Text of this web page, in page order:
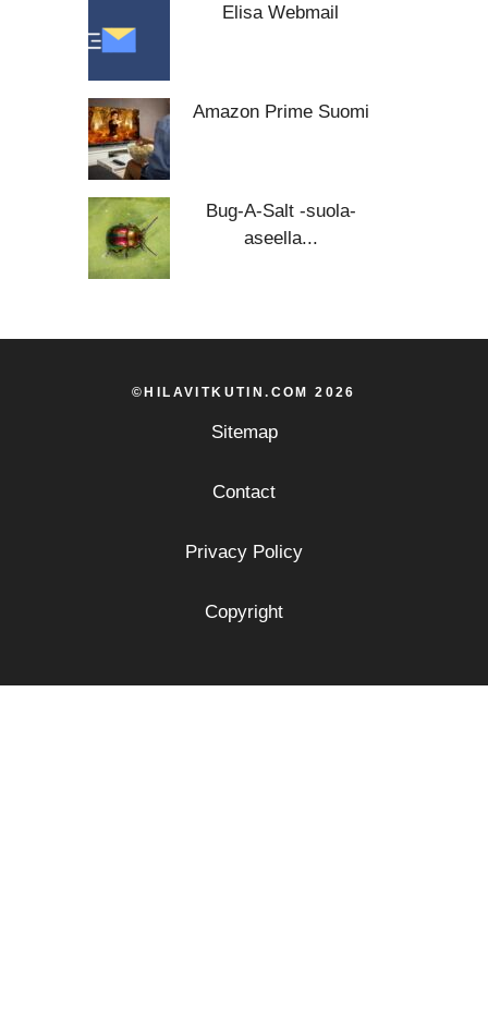
Elisa Webmail
Amazon Prime Suomi
Bug-A-Salt -suola-
aseella...
©HILAVITKUTIN.COM 2026
Sitemap
Contact
Privacy Policy
Copyright